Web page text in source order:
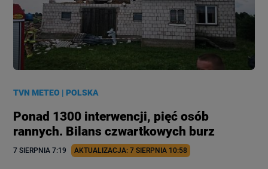
TVN METEO |POLSKA
Ponad 1300 interwencji, pięć osób
rannych. Bilans czwartkowych burz
7 SIERPNIA 7:19 AKTUALIZACJA: 7 SIERPNIA 10:58